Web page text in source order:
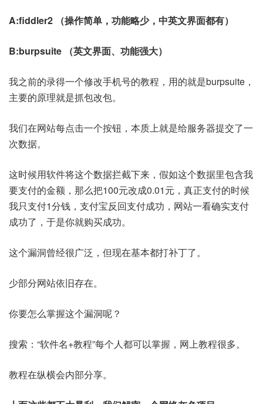
A:fiddler2 （操作简单，功能略少，中英文界面都有）
B:burpsuite （英文界面、功能强大）
我之前的录得一个修改手机号的教程，用的就是burpsuite，
主要的原理就是抓包改包。
我们在网站每点击一个按钮，本质上就是给服务器提交了一
次数据。
这时候用软件将这个数据拦截下来，假如这个数据里包含我
要支付的金额，那么把100元改成0.01元，真正支付的时候
我只支付1分钱，支付宝反回支付成功，网站一看确实支付
成功了，于是你就购买成功。
这个漏洞曾经很广泛，但现在基本都打补丁了。
少部分网站依旧存在。
你要怎么掌握这个漏洞呢？
搜索：“软件名+教程”每个人都可以掌握，网上教程很多。
教程在纵横会内部分享。